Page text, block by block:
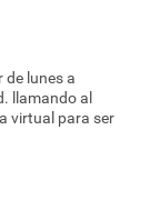
de lunes a
llamando al
virtual para ser